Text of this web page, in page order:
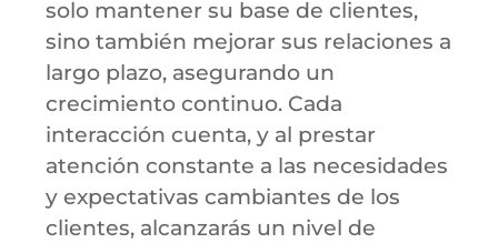
solo mantener su base de clientes,
sino también mejorar sus relaciones a
largo plazo, asegurando un
crecimiento continuo. Cada
interacción cuenta, y al prestar
atención constante a las necesidades
y expectativas cambiantes de los
clientes, alcanzarás un nivel de